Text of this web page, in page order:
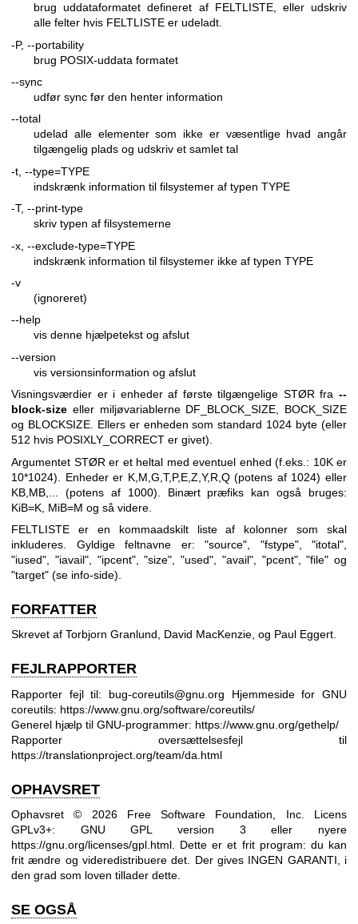
brug uddataformatet defineret af FELTLISTE, eller udskriv
alle felter hvis FELTLISTE er udeladt.
-P, --portability
brug POSIX-uddata formatet
--sync
udfør sync før den henter information
--total
udelad alle elementer som ikke er væsentlige hvad angår
tilgængelig plads og udskriv et samlet tal
-t, --type=TYPE
indskrænk information til filsystemer af typen TYPE
-T, --print-type
skriv typen af filsystemerne
-x, --exclude-type=TYPE
indskrænk information til filsystemer ikke af typen TYPE
-v
(ignoreret)
--help
vis denne hjælpetekst og afslut
--version
vis versionsinformation og afslut
Visningsværdier er i enheder af første tilgængelige STØR fra --
block-size eller miljøvariablerne DF_BLOCK_SIZE, BOCK_SIZE
og BLOCKSIZE. Ellers er enheden som standard 1024 byte (eller
512 hvis POSIXLY_CORRECT er givet).
Argumentet STØR er et heltal med eventuel enhed (f.eks.: 10K er
10*1024). Enheder er K,M,G,T,P,E,Z,Y,R,Q (potens af 1024) eller
KB,MB,... (potens af 1000). Binært præfiks kan også bruges:
KiB=K, MiB=M og så videre.
FELTLISTE er en kommaadskilt liste af kolonner som skal
inkluderes. Gyldige feltnavne er: "source", "fstype", "itotal",
"iused", "iavail", "ipcent", "size", "used", "avail", "pcent", "file" og
"target" (se info-side).
FORFATTER
Skrevet af Torbjorn Granlund, David MacKenzie, og Paul Eggert.
FEJLRAPPORTER
Rapporter fejl til: bug-coreutils@gnu.org Hjemmeside for GNU
coreutils: https://www.gnu.org/software/coreutils/
Generel hjælp til GNU-programmer: https://www.gnu.org/gethelp/
Rapporter oversættelsesfejl til
https://translationproject.org/team/da.html
OPHAVSRET
Ophavsret © 2026 Free Software Foundation, Inc. Licens
GPLv3+: GNU GPL version 3 eller nyere
https://gnu.org/licenses/gpl.html. Dette er et frit program: du kan
frit ændre og videredistribuere det. Der gives INGEN GARANTI, i
den grad som loven tillader dette.
SE OGSÅ